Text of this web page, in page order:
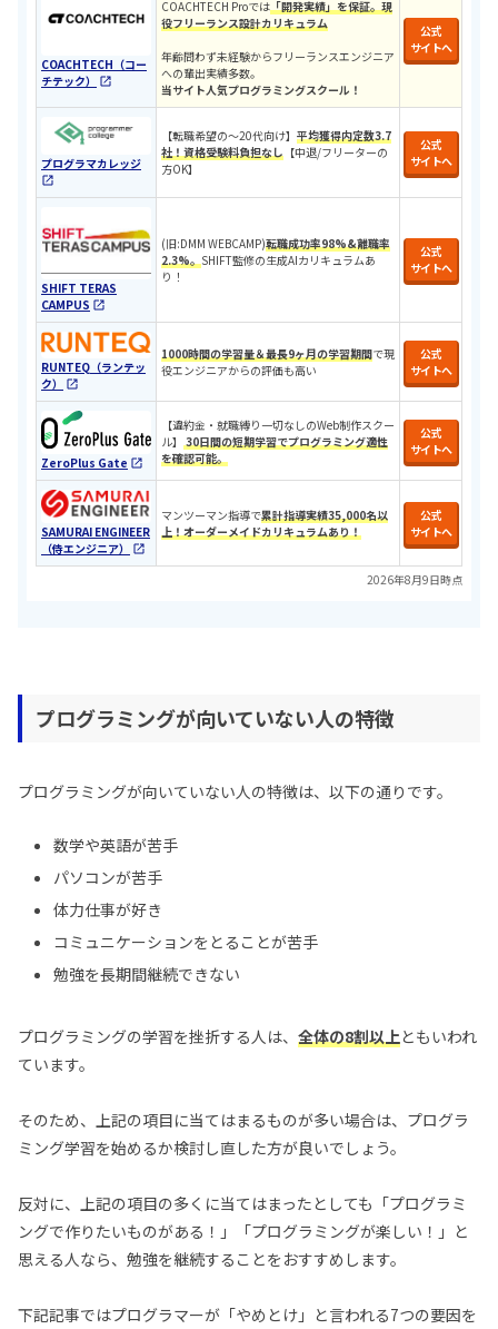
COACHTECH（コー
チテック）
COACHTECH Proでは 「開発実績」を保証。現
役フリーランス設計カリキュラム
年齢問わず未経験からフリーランスエンジニア
への輩出実績多数。
当サイト人気プログラミングスクール！
公式
サイトへ
プログラマカレッジ
​​【転職希望の〜20代向け】 平均獲得内定数3.7
社！資格受験料負担なし 【中退/フリーターの
方OK】
公式
サイトへ
SHIFT TERAS
CAMPUS
​(旧:DMM WEBCAMP)​転職成功率98%&離職率
2.3%。 SHIFT監修の生成AIカリキュラムあ
り！
公式
サイトへ
RUNTEQ（ランテッ
ク）
1000時間の学習量＆最長9ヶ月の学習期間で現
役エンジニアからの評価も高い
公式
サイトへ
ZeroPlus Gate
【違約金・就職縛り一切なしのWeb制作スクー
ル】 30日間の短期学習でプログラミング適性
を確認可能。
公式
サイトへ
SAMURAI ENGINEER
（侍エンジニア）
マンツーマン指導で累計指導実績35,000名以
上！オーダーメイドカリキュラムあり！
公式
サイトへ
2026年8月9日時点
プログラミングが向いていない人の特徴
プログラミングが向いていない人の特徴は、以下の通りです。
数学や英語が苦手
パソコンが苦手
体力仕事が好き
コミュニケーションをとることが苦手
勉強を長期間継続できない
プログラミングの学習を挫折する人は、 全体の8割以上 ともいわれ
ています。
そのため、上記の項目に当てはまるものが多い場合は、プログラ
ミング学習を始めるか検討し直した方が良いでしょう。
反対に、上記の項目の多くに当てはまったとしても「プログラミ
ングで作りたいものがある！」「プログラミングが楽しい！」と
思える人なら、勉強を継続することをおすすめします。
下記記事ではプログラマーが「やめとけ」と言われる7つの要因を